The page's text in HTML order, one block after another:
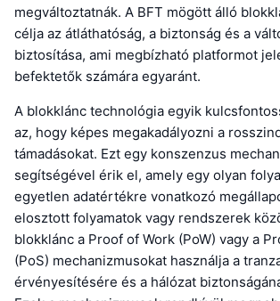
megváltoztatnák. A BFT mögött álló
célja az átláthatóság, a biztonság és a
biztosítása, ami megbízható platformot
befektetők számára egyaránt.
A blokklánc technológia egyik
az, hogy képes megakadályozni a
támadásokat. Ezt egy konszenzus
segítségével érik el, amely egy olyan
egyetlen adatértékre vonatkozó
elosztott folyamatok vagy rendszerek
blokklánc a Proof of Work (PoW) vagy a
(PoS) mechanizmusokat használja a
érvényesítésére és a hálózat